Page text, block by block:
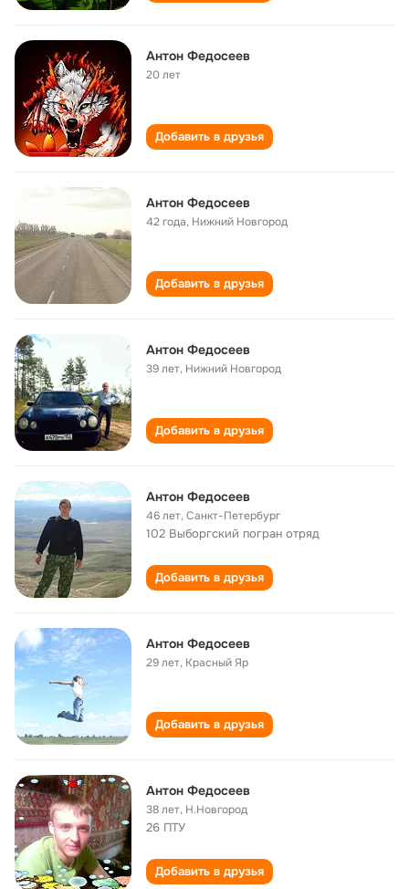
Антон Федосеев
20 лет
Добавить в друзья
Антон Федосеев
42 года, Нижний Новгород
Добавить в друзья
Антон Федосеев
39 лет, Нижний Новгород
Добавить в друзья
Антон Федосеев
46 лет,Санкт-Петербург
102 Выборгский погран отряд
Добавить в друзья
Антон Федосеев
29 лет, Красный Яр
Добавить в друзья
Антон Федосеев
38 лет, Н.Новгород
26 ПТУ
Добавить в друзья